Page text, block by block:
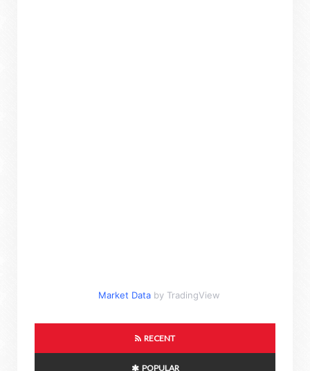
Market Data by TradingView
RECENT
POPULAR